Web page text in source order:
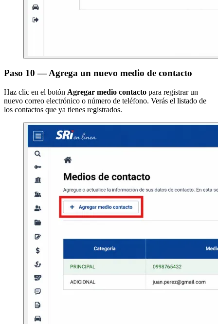
Paso 10 — Agrega un nuevo medio de contacto
Haz clic en el botón Agregar medio contacto para registrar un
nuevo correo electrónico o número de teléfono. Verás el listado de
los contactos que ya tienes registrados.